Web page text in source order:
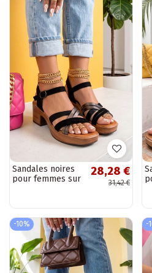
Sandales noires
pour femmes sur
28,28 €
31,42 €
-10% -